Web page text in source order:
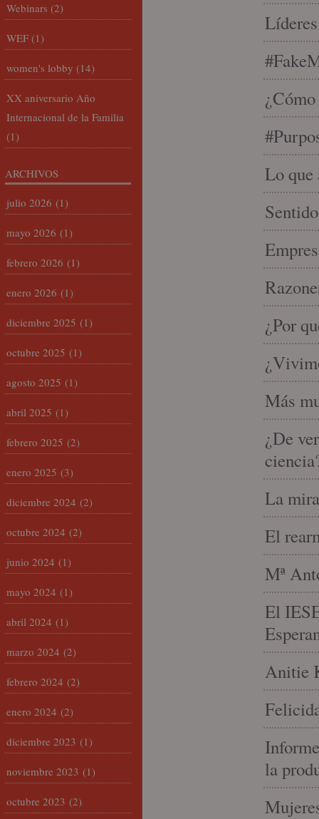
Lo que
¿Por
Más
¿De
La
El
Mª
El
Anitie
la
Webinars (2)
WEF (1)
women's lobby (14)
XX aniversario Año
Internacional de la Familia
(1)
ARCHIVOS
julio 2026 (1)
mayo 2026 (1)
febrero 2026 (1)
enero 2026 (1)
diciembre 2025 (1)
octubre 2025 (1)
agosto 2025 (1)
abril 2025 (1)
febrero 2025 (2)
enero 2025 (3)
diciembre 2024 (2)
octubre 2024 (2)
junio 2024 (1)
mayo 2024 (1)
abril 2024 (1)
marzo 2024 (2)
febrero 2024 (2)
enero 2024 (2)
diciembre 2023 (1)
noviembre 2023 (1)
octubre 2023 (2)